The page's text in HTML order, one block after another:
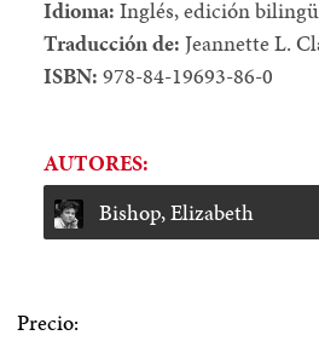
Idioma:Inglés, edición
Traducción de:Jeannette L.
ISBN:978-84-19693-86-0
AUTORES:
Bishop, Elizabeth
Precio: